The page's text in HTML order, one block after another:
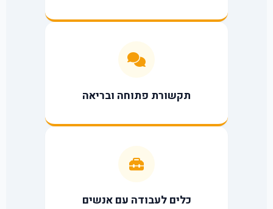
תקשורת פתוחה ובריאה
כלים לעבודה עם אנשים